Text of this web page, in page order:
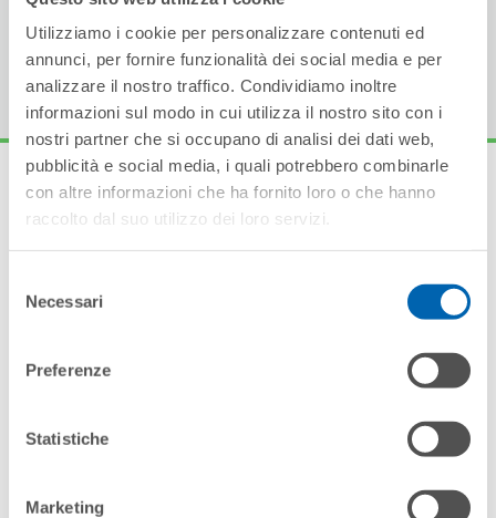
Utilizziamo i cookie per personalizzare contenuti ed
annunci, per fornire funzionalità dei social media e per
analizzare il nostro traffico. Condividiamo inoltre
informazioni sul modo in cui utilizza il nostro sito con i
nostri partner che si occupano di analisi dei dati web,
pubblicità e social media, i quali potrebbero combinarle
con altre informazioni che ha fornito loro o che hanno
raccolto dal suo utilizzo dei loro servizi.
delNecessari
Preferenze
Statistiche
Marketing
La gamma è disponibile sia in versione remota che plug-
in.
Altri prodotti della
gamma